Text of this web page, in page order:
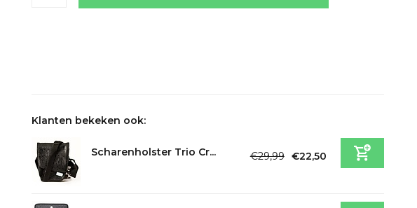
Klanten bekeken ook:
Scharenholster Trio Cr... €29,99 €22,50